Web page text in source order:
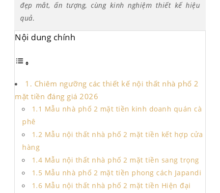
đẹp mắt, ấn tượng, cùng kinh nghiệm thiết kế hiệu
quả.
Nội dung chính
1. Chiêm ngưỡng các thiết kế nội thất nhà phố 2
mặt tiền đáng giá 2026
1.1 Mẫu nhà phố 2 mặt tiền kinh doanh quán cà
phê
1.2 Mẫu nội thất nhà phố 2 mặt tiền kết hợp cửa
hàng
1.4 Mẫu nội thất nhà phố 2 mặt tiền sang trọng
1.5 Mẫu nhà phố 2 mặt tiền phong cách Japandi
1.6 Mẫu nội thất nhà phố 2 mặt tiền Hiện đại